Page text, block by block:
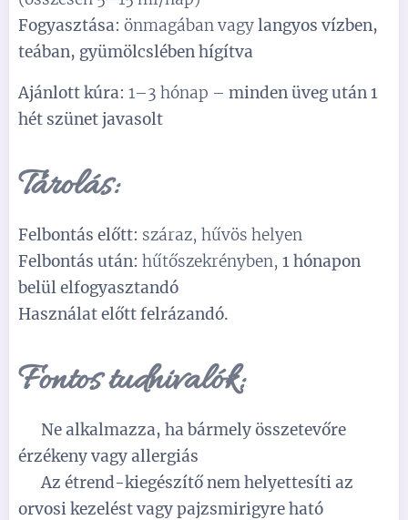
Fogyasztása: önmagában vagylangyos vízben,
teában, gyümölcslében hígítva
Ajánlott kúra: 1–3 hónap – minden üveg után 1
hét szünet javasolt
Tárolás:
Felbontás előtt: száraz, hűvös helyen
Felbontás után: hűtőszekrényben, 1 hónapon
belül elfogyasztandó
Használat előtt felrázandó.
Fontos tudnivalók:
Ne alkalmazza, ha bármely összetevőre
érzékeny vagy allergiás
⚠️Az étrend-kiegészítő nem helyettesíti az
orvosi kezelést vagy pajzsmirigyre ható